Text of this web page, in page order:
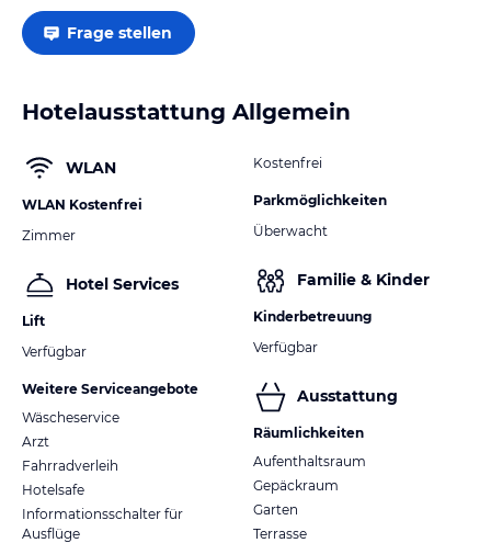
Frage stellen
Hotelausstattung Allgemein
WLAN
WLAN Kostenfrei
Zimmer
Hotel Services
Lift
Verfügbar
Weitere Serviceangebote
Wäscheservice
Arzt
Fahrradverleih
Hotelsafe
Informationsschalter für
Ausflüge
Kostenfrei
Parkmöglichkeiten
Überwacht
Familie & Kinder
Kinderbetreuung
Verfügbar
Ausstattung
Räumlichkeiten
Aufenthaltsraum
Gepäckraum
Garten
Terrasse